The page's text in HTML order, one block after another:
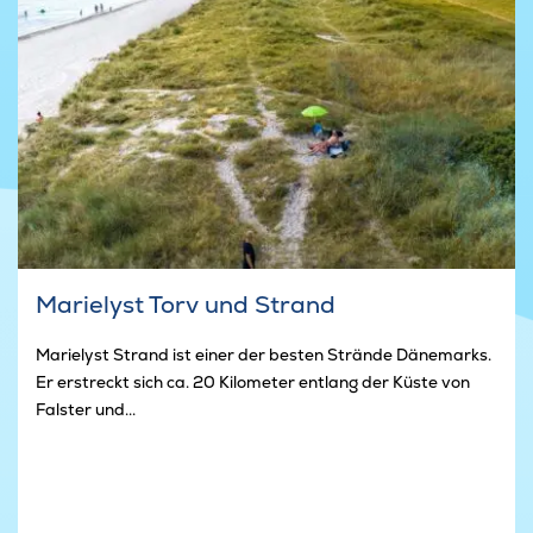
Marielyst Torv und Strand
Marielyst Strand ist einer der besten Strände Dänemarks.
Er erstreckt sich ca. 20 Kilometer entlang der Küste von
Falster und...